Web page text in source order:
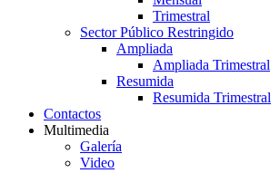
Trimestral
Sector Público Restringido
Ampliada
Ampliada Trimestral
Resumida
Resumida Trimestral
Contactos
Multimedia
Galería
Video